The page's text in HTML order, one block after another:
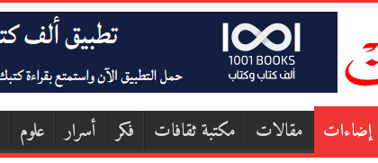
إضاءات مقالات مكتبة ثقافات فكر أسرار علوم